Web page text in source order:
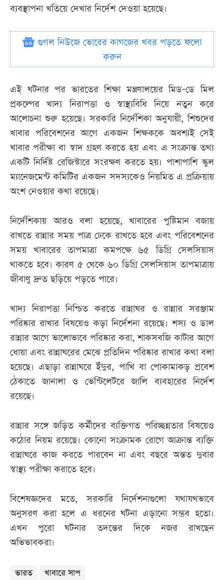
ব্যবস্থাপনা খতিয়ে দেখার নির্দেশ দেওয়া হয়েছে।
গুগল নিউজে ভোরের কাগজের খবর পড়তে ফলো
করুন
এই ঘটনার পর ভারতের শিক্ষা মন্ত্রণালয়ের মিড-ডে মিল
প্রকল্পের খাদ্য নিরাপত্তা ও স্বাস্থ্যবিধি নিয়ে নতুন করে
আলোচনা শুরু হয়েছে। সরকারি নির্দেশিকা অনুযায়ী, শিশুদের
খাবার পরিবেশনের আগে একজন শিক্ষককে অবশ্যই সেই
খাবার পরীক্ষা বা স্বাদ গ্রহণ করতে হয় এবং এ সংক্রান্ত তথ্য
একটি নির্দিষ্ট রেজিস্টারে সংরক্ষণ করতে হয়। পাশাপাশি স্কুল
ম্যানেজমেন্ট কমিটির একজন সদস্যকেও নিয়মিত এ প্রক্রিয়ায়
অংশ নেওয়ার কথা রয়েছে।
নির্দেশিকায় আরও বলা হয়েছে, খাবারের পুষ্টিমান বজায়
রাখতে রান্নার সময় পাত্র ঢেকে রাখতে হবে এবং পরিবেশনের
সময় খাবারের তাপমাত্রা কমপক্ষে ৬৫ ডিগ্রি সেলসিয়াস
থাকতে হবে। কারণ ৫ থেকে ৬০ ডিগ্রি সেলসিয়াস তাপমাত্রায়
জীবাণু দ্রুত ছড়িয়ে পড়তে পারে।
খাদ্য নিরাপত্তা নিশ্চিত করতে রান্নাঘর ও রান্নার সরঞ্জাম
পরিষ্কার রাখার বিষয়েও কড়া নির্দেশনা রয়েছে। শস্য ও ডাল
রান্নার আগে ভালোভাবে পরিষ্কার করা, শাকসবজি কাটার আগে
ধোয়া এবং রান্নাঘরের মেঝে প্রতিদিন পরিষ্কার রাখার কথা বলা
হয়েছে। এছাড়া রান্নাঘরে ইঁদুর, পাখি বা পোকামাকড় প্রবেশ
ঠেকাতে জানালা ও ভেন্টিলেটরে জালি ব্যবহারের নির্দেশ
রয়েছে।
রান্নার সঙ্গে জড়িত কর্মীদের ব্যক্তিগত পরিচ্ছন্নতার বিষয়েও
কঠোর নিয়ম রয়েছে। কোনো সংক্রামক রোগে আক্রান্ত ব্যক্তি
রান্নাঘরে কাজ করতে পারবেন না এবং বছরে অন্তত দুবার
স্বাস্থ্য পরীক্ষা করাতে হবে।
বিশেষজ্ঞদের মতে, সরকারি নির্দেশনাগুলো যথাযথভাবে
অনুসরণ করা হলে এ ধরনের ঘটনা এড়ানো সম্ভব হতো।
এখন পুরো ঘটনার তদন্তের দিকে নজর রাখছেন
অভিভাবকরা।
ভারত খাবারে সাপ